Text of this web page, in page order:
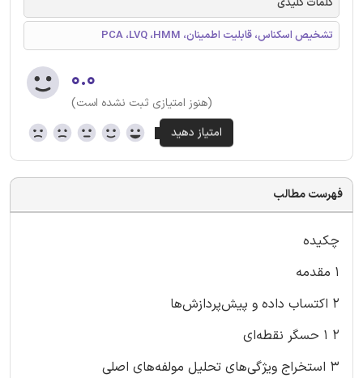
تشخیص اسکناس، قابلیت اطمینان، PCA ،LVQ ،HMM
۰.۰
(هنوز امتیازی ثبت نشده است)
فهرست مطالب
چکیده
1 مقدمه
2 اکتساب داده و پیش‌پردازش‌ها
2 1 حسگر نقطه‌ای
3 استخراج ویژگی‌های تحلیل مولفه‌های اصلی